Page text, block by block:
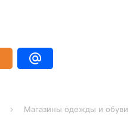
Магазины одежды и обуви